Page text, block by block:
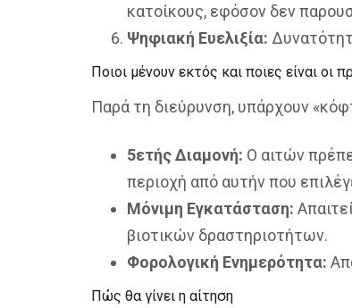
κατοίκους, εφόσον δεν
Ψηφιακή Ευελιξία:
Ποιοι μένουν εκτός και ποιες είναι οι
Παρά τη διεύρυνση, υπάρχουν
5ετής Διαμονή: Ο αιτών
περιοχή από αυτήν που
Μόνιμη Εγκατάσταση:
βιοτικών δραστηριοτήτων.
Φορολογική Ενημερότητα:
Πώς θα γίνει η αίτηση